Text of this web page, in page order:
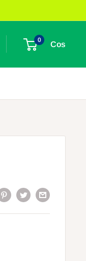
0
Cos